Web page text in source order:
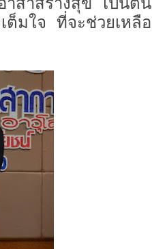
ต็มใจ ที่จะช่วยเหลือ